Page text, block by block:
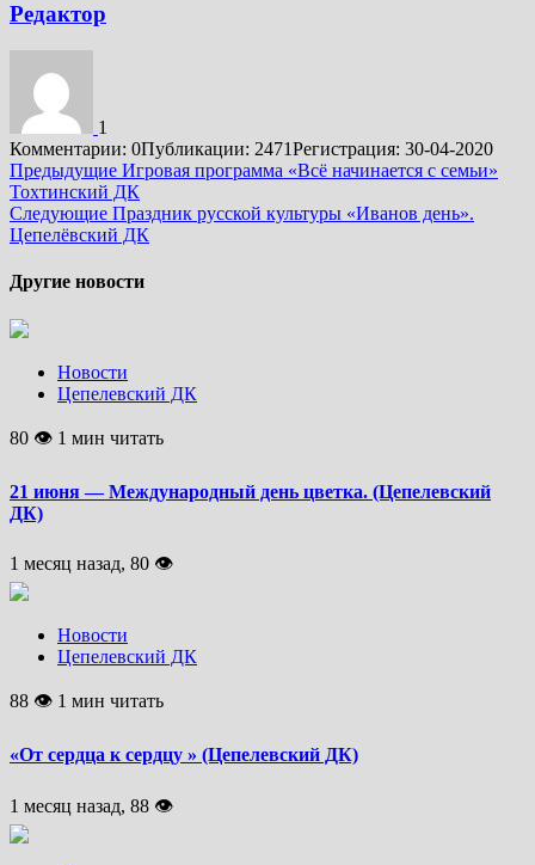
Редактор
1
Комментарии: 0Публикации: 2471Регистрация: 30-04-2020
Подробнее
Предыдущие Игровая программа «Всё начинается с семьи»
Тохтинский ДК
Следующие Праздник русской культуры «Иванов день».
Цепелёвский ДК
Другие новости
Новости
Цепелевский ДК
80 👁 1 мин читать
21 июня — Международный день цветка. (Цепелевский
ДК)
1 месяц назад, 80 👁
Новости
Цепелевский ДК
88 👁 1 мин читать
«От сердца к сердцу » (Цепелевский ДК)
1 месяц назад, 88 👁